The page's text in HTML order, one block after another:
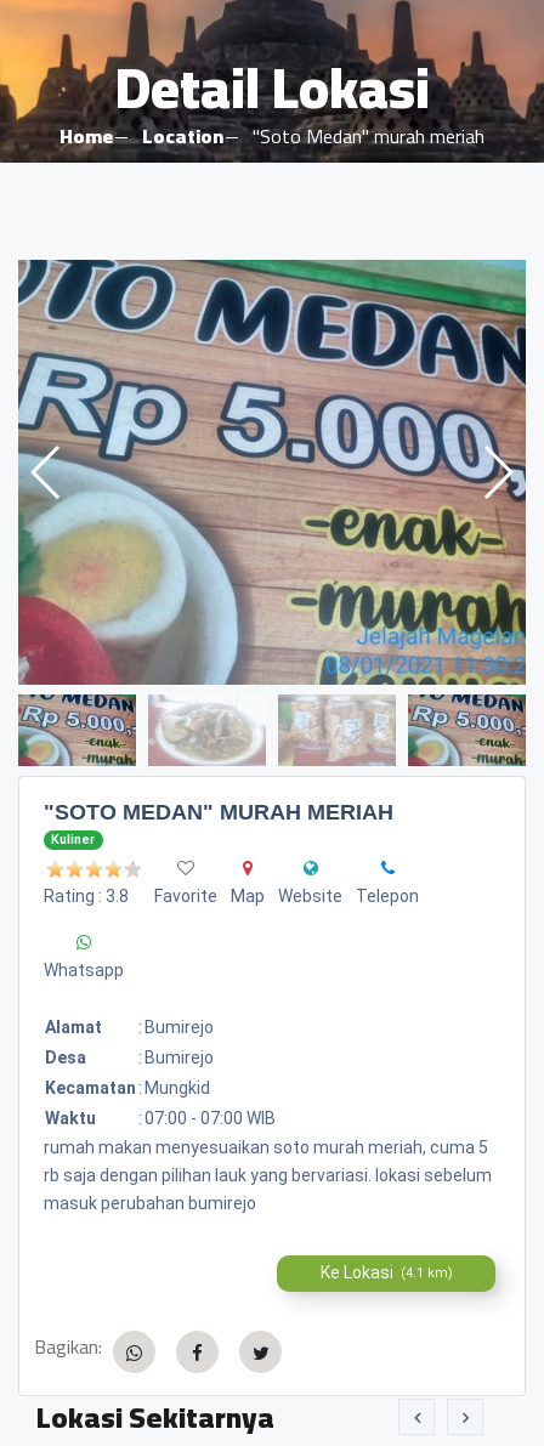
Detail Lokasi
Home Location "Soto Medan" murah meriah
"SOTO MEDAN" MURAH MERIAH
Kuliner
Rating : 3.8 Favorite Map Website Telepon
Whatsapp
Alamat : Bumirejo
Desa
: Bumirejo
Kecamatan : Mungkid
Waktu
:07:00 - 07:00 WIB
rumah makan menyesuaikan soto murah meriah, cuma 5
rb saja dengan pilihan lauk yang bervariasi. lokasi sebelum
masuk perubahan bumirejo
Ke Lokasi (4.1 km)
Bagikan:
Lokasi Sekitarnya